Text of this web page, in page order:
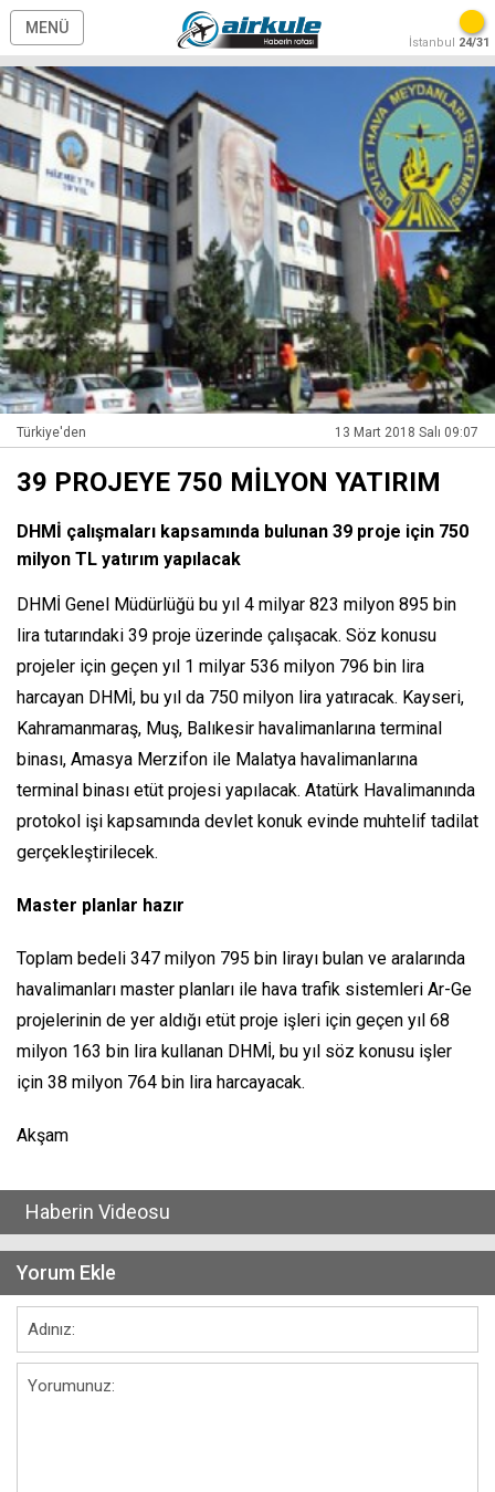
MENÜ
İstanbul 24/31
Türkiye'den 13 Mart 2018 Salı 09:07
39 PROJEYE 750 MİLYON YATIRIM
DHMİ çalışmaları kapsamında bulunan 39 proje için 750
milyon TL yatırım yapılacak
DHMİ Genel Müdürlüğü bu yıl 4 milyar 823 milyon 895 bin
lira tutarındaki 39 proje üzerinde çalışacak. Söz konusu
projeler için geçen yıl 1 milyar 536 milyon 796 bin lira
harcayan DHMİ, bu yıl da 750 milyon lira yatıracak. Kayseri,
Kahramanmaraş, Muş, Balıkesir havalimanlarına terminal
binası, Amasya Merzifon ile Malatya havalimanlarına
terminal binası etüt projesi yapılacak. Atatürk Havalimanında
protokol işi kapsamında devlet konuk evinde muhtelif tadilat
gerçekleştirilecek.
Master planlar hazır
Toplam bedeli 347 milyon 795 bin lirayı bulan ve aralarında
havalimanları master planları ile hava trafik sistemleri Ar-Ge
projelerinin de yer aldığı etüt proje işleri için geçen yıl 68
milyon 163 bin lira kullanan DHMİ, bu yıl söz konusu işler
için 38 milyon 764 bin lira harcayacak.
Akşam
Haberin Videosu
Yorum Ekle